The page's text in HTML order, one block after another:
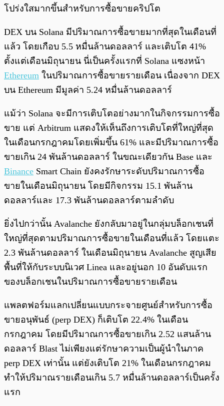
โปร่งใสมากขึ้นสำหรับการซื้อขายคริปโต
DEX บน Solana มีปริมาณการซื้อขายมากที่สุดในเดือนที่
แล้ว โดยเกือบ 5.5 หมื่นล้านดอลลาร์ และเติบโต 41%
ตั้งแต่เดือนมิถุนายน นี่เป็นครั้งแรกที่ Solana แซงหน้า
Ethereum ในปริมาณการซื้อขายรายเดือน เนื่องจาก DEX
บน Ethereum มีมูลค่า 5.24 หมื่นล้านดอลลาร์
แม้ว่า Solana จะมีการเติบโตอย่างมากในกิจกรรมการซื้อ
ขาย แต่ Arbitrum แสดงให้เห็นถึงการเติบโตที่ใหญ่ที่สุด
ในเดือนกรกฎาคมโดยเพิ่มขึ้น 61% และมีปริมาณการซื้อ
ขายเกิน 24 พันล้านดอลลาร์ ในขณะเดียวกัน Base และ
Binance Smart Chain ยังคงรักษาระดับปริมาณการซื้อ
ขายในเดือนมิถุนายน โดยมีกิจกรรม 15.1 พันล้าน
ดอลลาร์และ 17.3 พันล้านดอลลาร์ตามลำดับ
ยิ่งไปกว่านั้น Avalanche ยังกลับมาอยู่ในกลุ่มบล็อกเชนที่
ใหญ่ที่สุดตามปริมาณการซื้อขายในเดือนที่แล้ว โดยแตะ
2.3 พันล้านดอลลาร์ ในเดือนมิถุนายน Avalanche สูญเสีย
พื้นที่ให้กับระบบนิเวศ Linea และอยู่นอก 10 อันดับแรก
ของบล็อกเชนในปริมาณการซื้อขายรายเดือน
แพลตฟอร์มแลกเปลี่ยนแบบกระจายศูนย์สำหรับการซื้อ
ขายอนุพันธ์ (perp DEX) ก็เติบโต 22.4% ในเดือน
กรกฎาคม โดยมีปริมาณการซื้อขายเกิน 2.52 แสนล้าน
ดอลลาร์ Blast ไม่เพียงแต่รักษาความเป็นผู้นำในภาค
perp DEX เท่านั้น แต่ยังเติบโต 21% ในเดือนกรกฎาคม
ทำให้ปริมาณรายเดือนเกิน 5.7 หมื่นล้านดอลลาร์เป็นครั้ง
แรก